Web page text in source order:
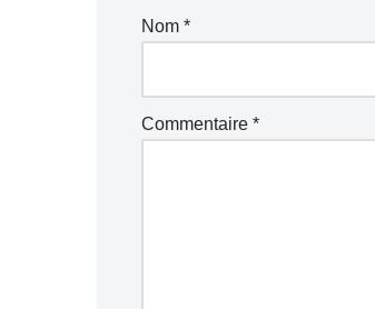
Nom *
Commentaire *